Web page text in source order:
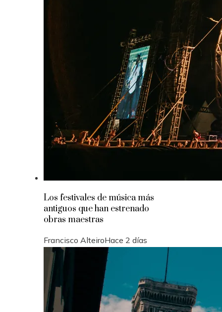
Los festivales de música más
antiguos que han estrenado
obras maestras
Francisco AlteiroHace 2 días